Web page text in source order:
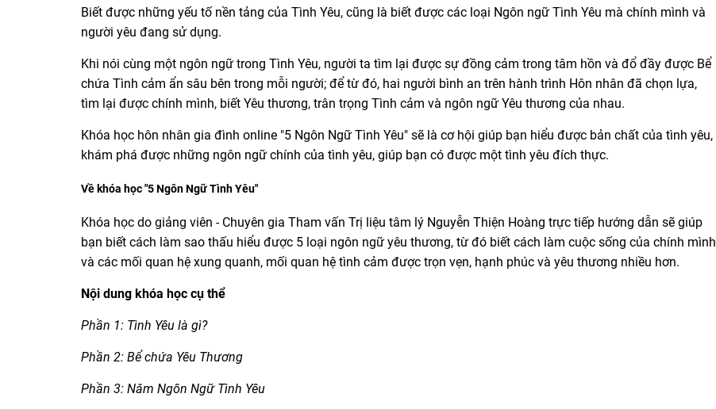
Biết được những yếu tố nền tảng của Tình Yêu, cũng là biết được các loại Ngôn ngữ Tình Yêu mà chính mình và
người yêu đang sử dụng.
Khi nói cùng một ngôn ngữ trong Tình Yêu, người ta tìm lại được sự đồng cảm trong tâm hồn và đổ đầy được Bể
chứa Tình cảm ẩn sâu bên trong mỗi người; để từ đó, hai người bình an trên hành trình Hôn nhân đã chọn lựa,
tìm lại được chính mình, biết Yêu thương, trân trọng Tình cảm và ngôn ngữ Yêu thương của nhau.
Khóa học hôn nhân gia đình online "5 Ngôn Ngữ Tình Yêu" sẽ là cơ hội giúp bạn hiểu được bản chất của tình yêu,
khám phá được những ngôn ngữ chính của tình yêu, giúp bạn có được một tình yêu đích thực.
Về khóa học "5 Ngôn Ngữ Tình Yêu"
Khóa học do giảng viên - Chuyên gia Tham vấn Trị liệu tâm lý Nguyễn Thiện Hoàng trực tiếp hướng dẫn sẽ giúp
bạn biết cách làm sao thấu hiểu được 5 loại ngôn ngữ yêu thương, từ đó biết cách làm cuộc sống của chính mình
và các mối quan hệ xung quanh, mối quan hệ tình cảm được trọn vẹn, hạnh phúc và yêu thương nhiều hơn.
Nội dung khóa học cụ thể
Phần 1: Tình Yêu là gì?
Phần 2: Bể chứa Yêu Thương
Phần 3: Năm Ngôn Ngữ Tình Yêu